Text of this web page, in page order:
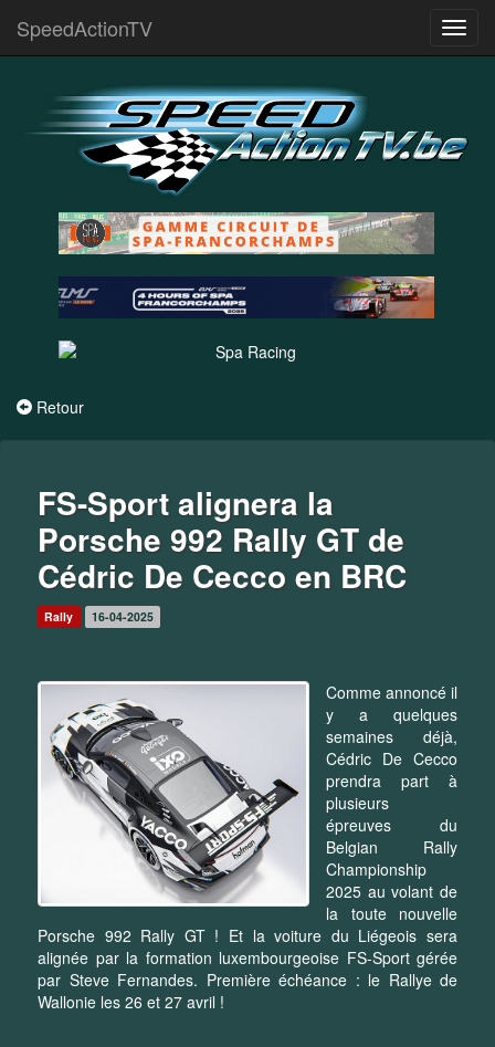
SpeedActionTV
Retour
FS-Sport alignera la
Porsche 992 Rally GT de
Cédric De Cecco en BRC
Rally 16-04-2025
Comme annoncé il
y a quelques
semaines déjà,
Cédric De Cecco
prendra part à
plusieurs
épreuves du
Belgian Rally
Championship
2025 au volant de
la toute nouvelle
Porsche 992 Rally GT ! Et la voiture du Liégeois sera
alignée par la formation luxembourgeoise FS-Sport gérée
par Steve Fernandes. Première échéance : le Rallye de
Wallonie les 26 et 27 avril !